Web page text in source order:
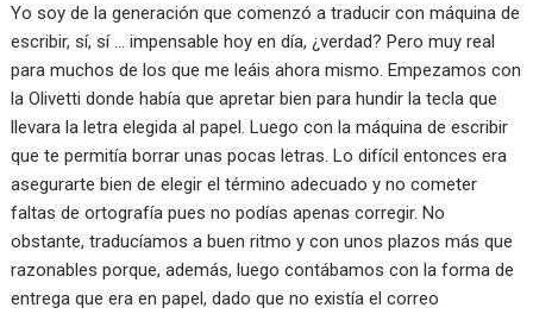
Yo soy de la generación que comenzó a traducir con máquina de
escribir, sí, sí … impensable hoy en día, ¿verdad? Pero muy real
para muchos de los que me leáis ahora mismo. Empezamos con
la Olivetti donde había que apretar bien para hundir la tecla que
llevara la letra elegida al papel. Luego con la máquina de escribir
que te permitía borrar unas pocas letras. Lo difícil entonces era
asegurarte bien de elegir el término adecuado y no cometer
faltas de ortografía pues no podías apenas corregir. No
obstante, traducíamos a buen ritmo y con unos plazos más que
razonables porque, además, luego contábamos con la forma de
entrega que era en papel, dado que no existía el correo